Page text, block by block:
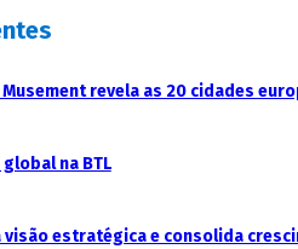
Musement revela as 20 cidades
na BTL
visão estratégica e consolida